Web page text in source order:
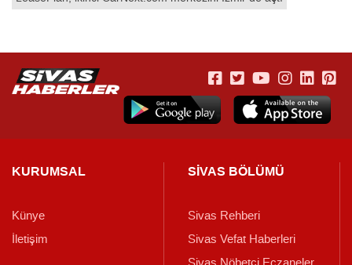
KURUMSAL
Künye
İletişim
SİVAS BÖLÜMÜ
Sivas Rehberi
Sivas Vefat Haberleri